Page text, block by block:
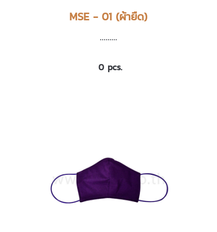
MSE - 01 (ผ้ายืด)
.........
0 pcs.